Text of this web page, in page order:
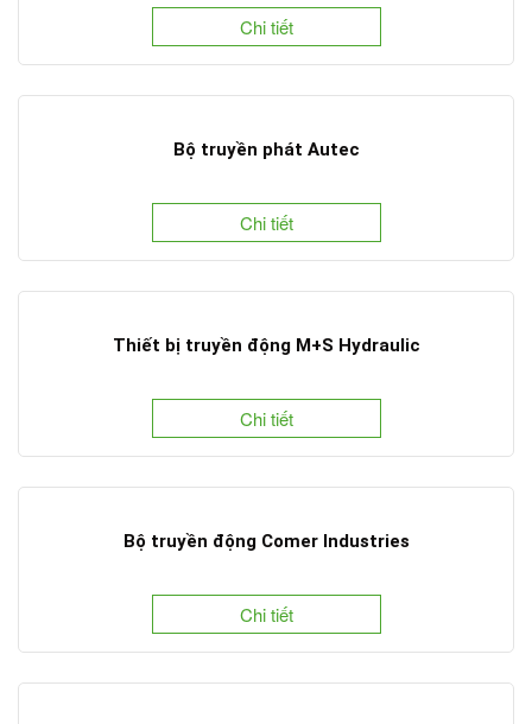
Chi tiết
Bộ truyền phát Autec
Chi tiết
Thiết bị truyền động M+S Hydraulic
Chi tiết
Bộ truyền động Comer Industries
Chi tiết